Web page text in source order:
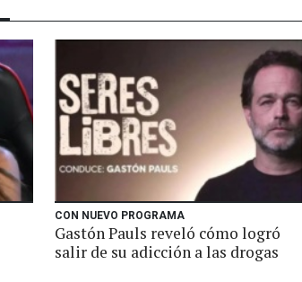
CON NUEVO PROGRAMA
Gastón Pauls reveló cómo logró
salir de su adicción a las drogas